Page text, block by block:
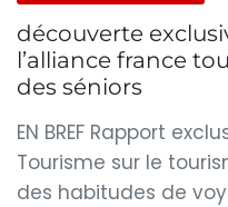
découverte
l’alliance france
des séniors
EN BREF Rapport
Tourisme sur le
des habitudes de